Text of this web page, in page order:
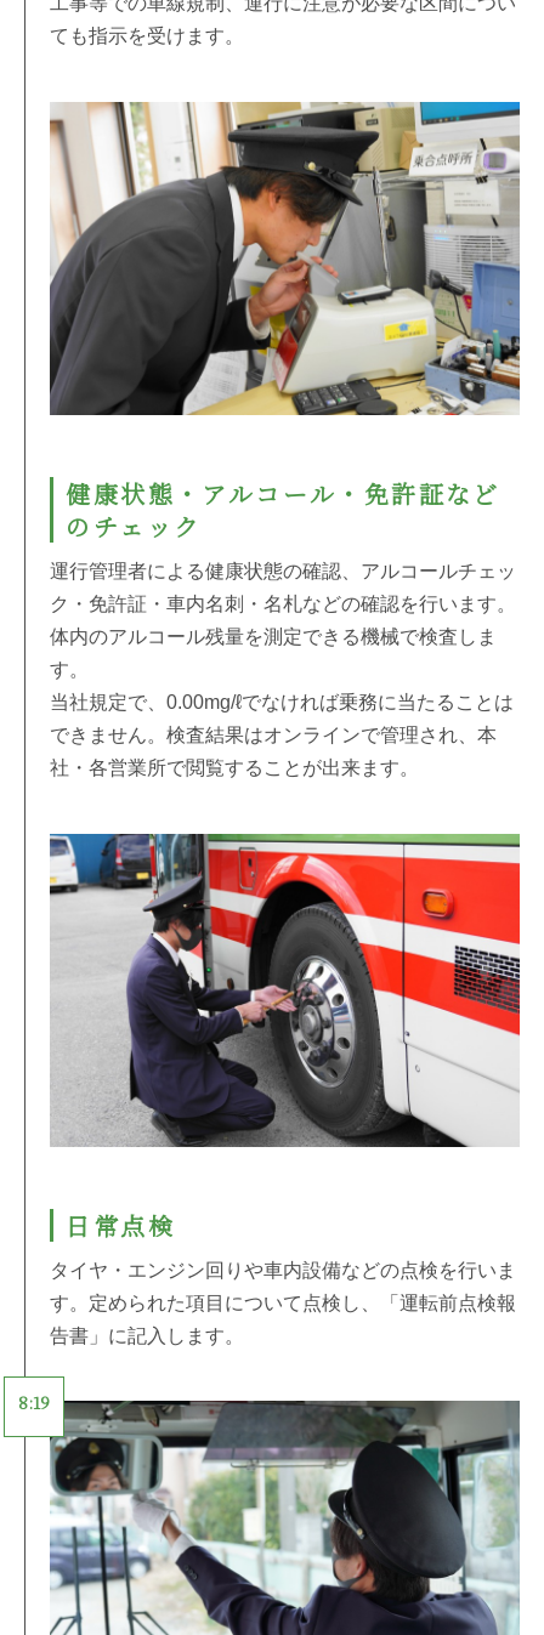
ても指示を受けます。
健康状態・アルコール・免許証など
のチェック
運行管理者による健康状態の確認、アルコールチェッ
ク・免許証・車内名刺・名札などの確認を行います。
体内のアルコール残量を測定できる機械で検査しま
す。
当社規定で、0.00mg/ℓでなければ乗務に当たることは
できません。検査結果はオンラインで管理され、本
社・各営業所で閲覧することが出来ます。
日常点検
タイヤ・エンジン回りや車内設備などの点検を行いま
す。定められた項目について点検し、「運転前点検報
告書」に記入します。
8:19